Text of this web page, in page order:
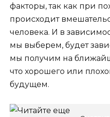
факторы, так как при
происходит
человека. И в
мы выберем, будет
мы получим на
что хорошего или
будущем.